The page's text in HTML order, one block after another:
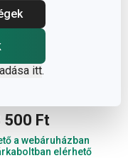
itt.
szállítás
DUO Kukta
500 Ft
a webáruházban
elérhető